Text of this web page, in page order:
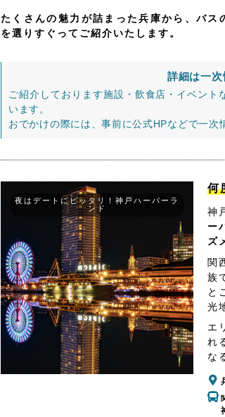
たくさんの魅力が詰まった兵庫から、バ
を選りすぐってご紹介いたします。
詳細は一
ご紹介しております施設・飲食店・イベン
います。
おでかけの際には、事前に公式HPなどで一次
夜はデートにピッタリ！神戸ハーバーラ
ンド
何
神
ー
ズ
関
族
と
光
エ
れ
な